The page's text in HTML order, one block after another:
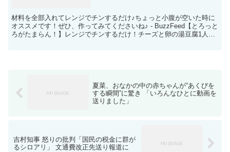
材料を全部入れてレンジでチンするだけ♪ちょっと小腹が空いた時に
オススメです！ぜひ、作ってみてくださいね♪ - BuzzFeed【とろっと
ろがたまらん！】レンジでチンするだけ！チーズと卵の湯豆腐1人前
夏菜、おなかの中の赤ちゃんが“あくびを
する瞬間”に驚き 「いろんなひとに動画を
送りました」
吉村知事 怒りの批判「国民の税金に群が
るシロアリ」 文通費改正先送り報道に